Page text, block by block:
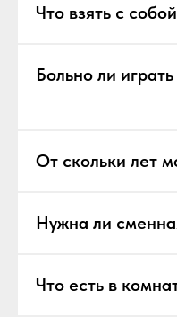
Что взять с
Больно ли
От скольки лет
Нужна ли
Что есть в